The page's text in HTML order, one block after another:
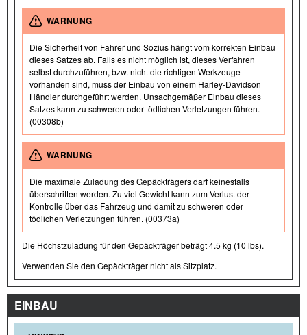
WARNUNG
Die Sicherheit von Fahrer und Sozius hängt vom korrekten Einbau
dieses Satzes ab. Falls es nicht möglich ist, dieses Verfahren
selbst durchzuführen, bzw. nicht die richtigen Werkzeuge
vorhanden sind, muss der Einbau von einem Harley-Davidson
Händler durchgeführt werden. Unsachgemäßer Einbau dieses
Satzes kann zu schweren oder tödlichen Verletzungen führen.
(00308b)
WARNUNG
Die maximale Zuladung des Gepäckträgers darf keinesfalls
überschritten werden. Zu viel Gewicht kann zum Verlust der
Kontrolle über das Fahrzeug und damit zu schweren oder
tödlichen Verletzungen führen. (00373a)
Die Höchstzuladung für den Gepäckträger beträgt 4.5 kg (10 lbs).
Verwenden Sie den Gepäckträger nicht als Sitzplatz.
EINBAU